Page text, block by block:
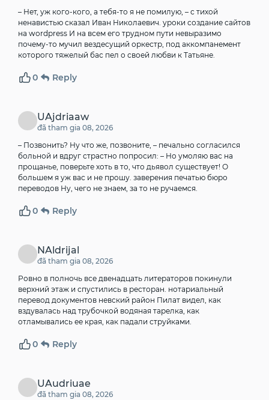
– Нет, уж кого-кого, а тебя-то я не помилую, – с тихой
ненавистью сказал Иван Николаевич. уроки создание сайтов
на wordpress И на всем его трудном пути невыразимо
почему-то мучил вездесущий оркестр, под аккомпанемент
которого тяжелый бас пел о своей любви к Татьяне.
0 Reply
UAjdriaaw
đã tham gia 08, 2026
– Позвонить? Ну что же, позвоните, – печально согласился
больной и вдруг страстно попросил: – Но умоляю вас на
прощанье, поверьте хоть в то, что дьявол существует! О
большем я уж вас и не прошу. заверения печатью бюро
переводов Ну, чего не знаем, за то не ручаемся.
0 Reply
NAldrijal
đã tham gia 08, 2026
Ровно в полночь все двенадцать литераторов покинули
верхний этаж и спустились в ресторан. нотариальный
перевод документов невский район Пилат видел, как
вздувалась над трубочкой водяная тарелка, как
отламывались ее края, как падали струйками.
0 Reply
UAudriuae
đã tham gia 08, 2026